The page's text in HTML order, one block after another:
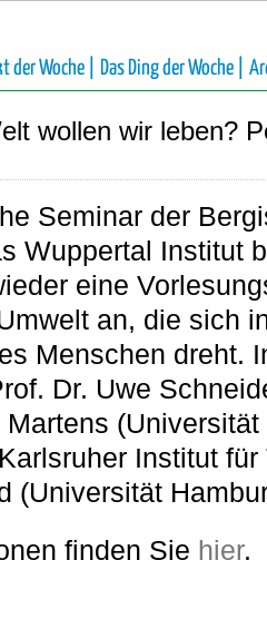
der Woche | Das Ding der Woche |
wollen wir leben?
Seminar der
Wuppertal Institut
eine
an, die sich
Menschen dreht.
Dr. Uwe
Institut
(Universität
finden Sie hier.